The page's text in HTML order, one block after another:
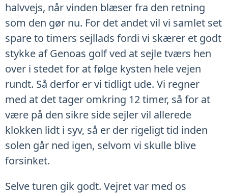
halvvejs, når vinden blæser fra den retning
som den gør nu. For det andet vil vi samlet set
spare to timers sejllads fordi vi skærer et godt
stykke af Genoas golf ved at sejle tværs hen
over i stedet for at følge kysten hele vejen
rundt. Så derfor er vi tidligt ude. Vi regner
med at det tager omkring 12 timer, så for at
være på den sikre side sejler vil allerede
klokken lidt i syv, så er der rigeligt tid inden
solen går ned igen, selvom vi skulle blive
forsinket.
Selve turen gik godt. Vejret var med os